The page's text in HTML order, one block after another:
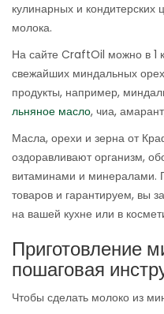
кулинарных и кондитерских
молока.
На сайте CraftOil можно в 1
свежайших миндальных
продукты, например,
льняное масло, чиа,
Масла, орехи и зерна от
оздоравливают организм,
витаминами и минералами.
товаров и гарантируем, вы
на вашей кухне или в
Приготовление
пошаговая
Чтобы сделать молоко из